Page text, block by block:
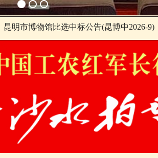
昆明市博物馆比选中标公告(昆博中2026-9)